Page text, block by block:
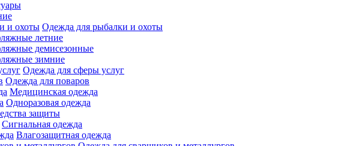
Одежда для рыбалки и охоты
летние
демисезонные
зимние
Одежда для сферы услуг
Одежда для поваров
Медицинская одежда
Одноразовая одежда
защиты
Сигнальная одежда
Влагозащитная одежда